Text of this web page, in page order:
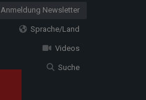
Anmeldung Newsletter
Sprache/Land
Videos
Suche